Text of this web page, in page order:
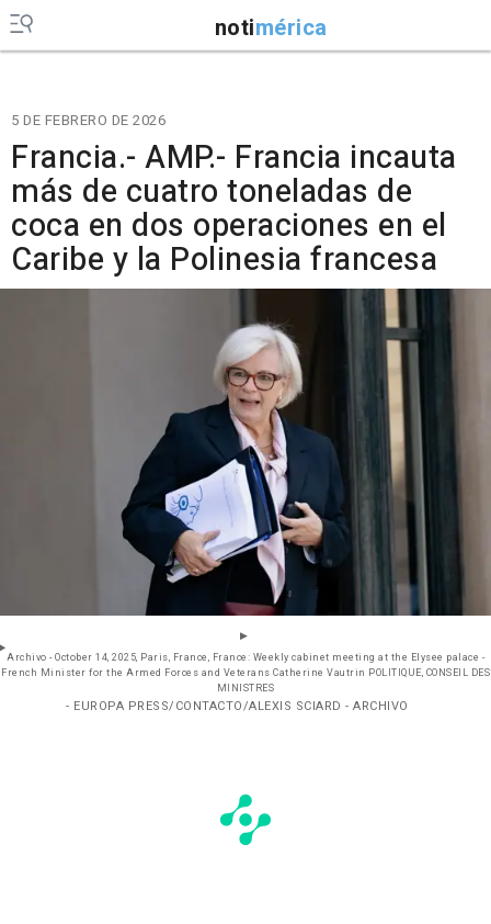
notimérica
5 DE FEBRERO DE 2026
Francia.- AMP.- Francia incauta
más de cuatro toneladas de
coca en dos operaciones en el
Caribe y la Polinesia francesa
Archivo - October 14, 2025, Paris, France, France: Weekly cabinet meeting at the Elysee palace -
French Minister for the Armed Forces and Veterans Catherine Vautrin POLITIQUE, CONSEIL DES
MINISTRES
- EUROPA PRESS/CONTACTO/ALEXIS SCIARD - ARCHIVO